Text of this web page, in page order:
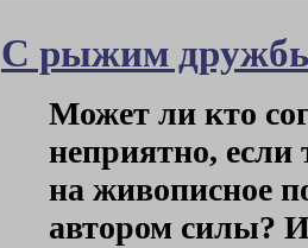
С рыжим
Может ли кто
неприятно,
на живописное
автором силы?